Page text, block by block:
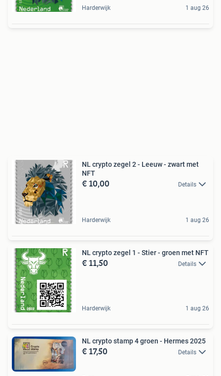
Harderwijk 1 aug 26
NL crypto zegel 2 - Leeuw - zwart met
NFT
€ 10,00 Details
Harderwijk 1 aug 26
NL crypto zegel 1 - Stier - groen met NFT
€ 11,50 Details
Harderwijk 1 aug 26
NL crypto stamp 4 groen - Hermes 2025
€ 17,50 Details